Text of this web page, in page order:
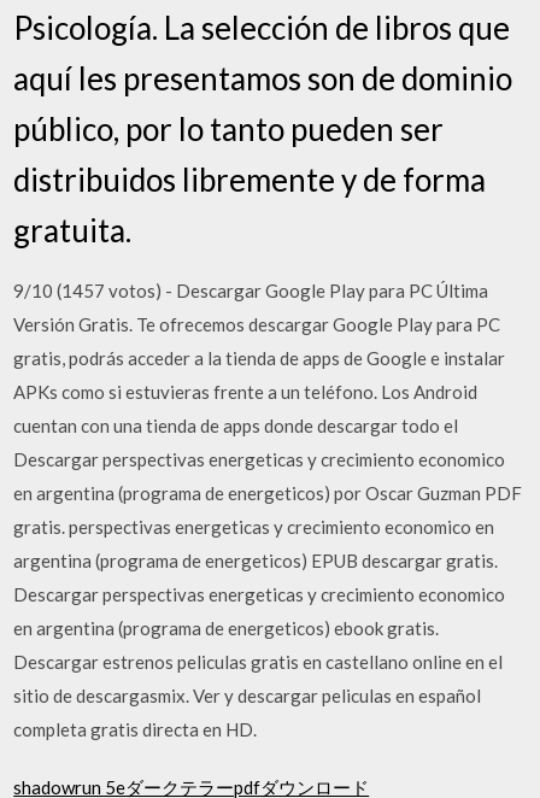
Psicología. La selección de libros que
aquí les presentamos son de dominio
público, por lo tanto pueden ser
distribuidos libremente y de forma
gratuita.
9/10 (1457 votos) - Descargar Google Play para PC Última
Versión Gratis. Te ofrecemos descargar Google Play para PC
gratis, podrás acceder a la tienda de apps de Google e instalar
APKs como si estuvieras frente a un teléfono. Los Android
cuentan con una tienda de apps donde descargar todo el
Descargar perspectivas energeticas y crecimiento economico
en argentina (programa de energeticos) por Oscar Guzman PDF
gratis. perspectivas energeticas y crecimiento economico en
argentina (programa de energeticos) EPUB descargar gratis.
Descargar perspectivas energeticas y crecimiento economico
en argentina (programa de energeticos) ebook gratis.
Descargar estrenos peliculas gratis en castellano online en el
sitio de descargasmix. Ver y descargar peliculas en español
completa gratis directa en HD.
shadowrun 5eダークテラーpdfダウンロード